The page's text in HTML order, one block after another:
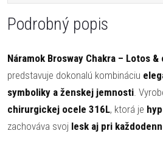
Podrobný popis
Náramok Brosway Chakra – Lotos
predstavuje dokonalú kombináciu
symboliky a ženskej jemnosti.
chirurgickej ocele 316L, ktorá je
zachováva svoj lesk aj pri